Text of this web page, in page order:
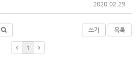
2020.02.29
쓰기 목록
1